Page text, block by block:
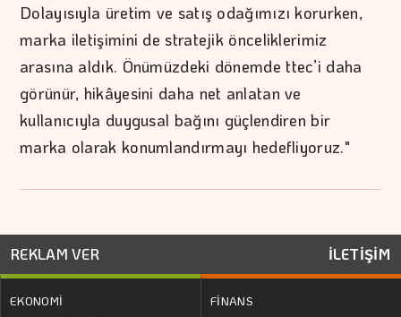
Dolayısıyla üretim ve satış odağımızı korurken,
marka iletişimini de stratejik önceliklerimiz
arasına aldık. Önümüzdeki dönemde ttec’i daha
görünür, hikâyesini daha net anlatan ve
kullanıcıyla duygusal bağını güçlendiren bir
marka olarak konumlandırmayı hedefliyoruz."
REKLAM VER İLETİŞİM
EKONOMİ
FİNANS